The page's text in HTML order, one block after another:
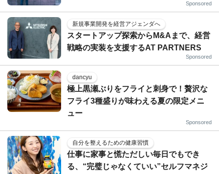
Sponsored
新規事業開発を経営アジェンダへ
スタートアップ探索からM&Aまで、経営
戦略の実装を支援するAT PARTNERS
Sponsored
dancyu
極上黒瀬ぶりをフライと刺身で！贅沢な
フライ3種盛りが味わえる夏の限定メニ
ュー
Sponsored
自分を整えるための健康習慣
仕事に家事と慌ただしい毎日でもでき
る、“完璧じゃなくていい”セルフマネジ